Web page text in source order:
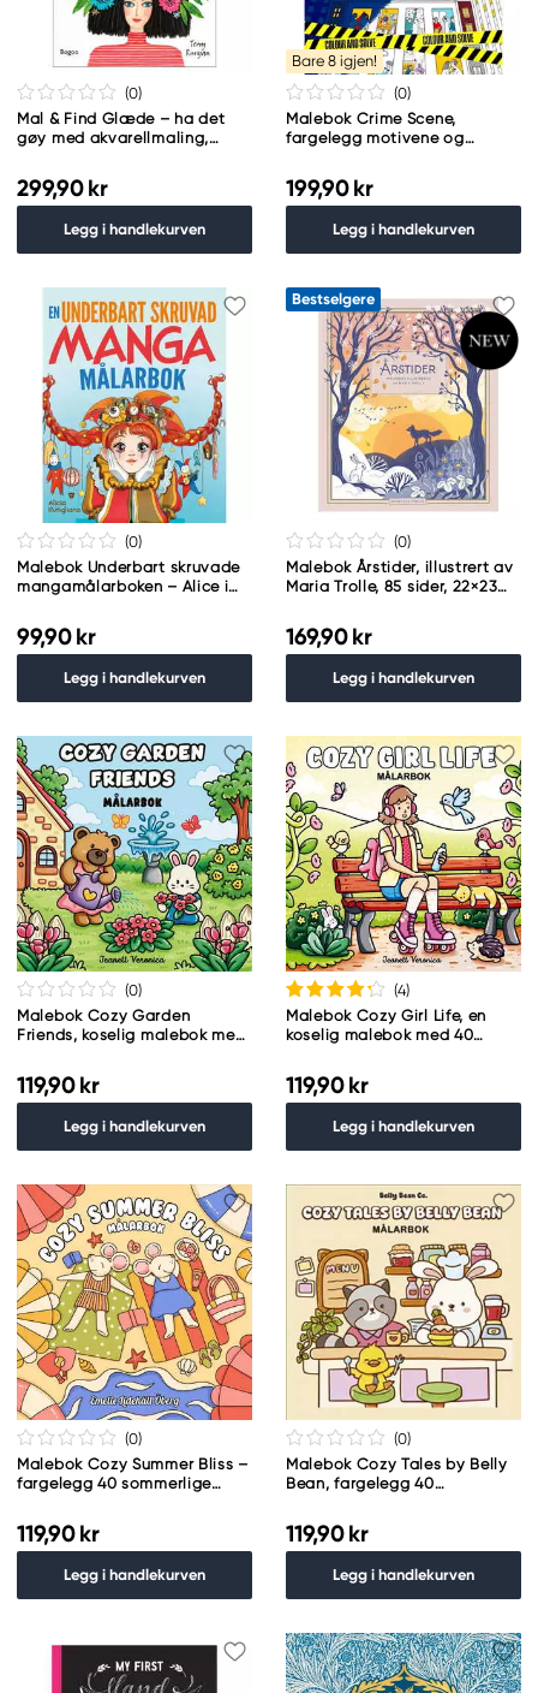
(0)
Mal & Find Glæde – ha det
gøy med akvarellmaling,
299,90 kr
Legg i handlekurven
Bare 8 igjen!
(0)
Malebok Crime Scene,
fargelegg motivene og
ENGELSK TEKST
199,90 kr
Legg i handlekurven
(0)
Malebok Underbart skruvade
mangamålarboken – Alice i
99,90 kr
Legg i handlekurven
Bestselgere
(0)
Malebok Årstider, illustrert av
Maria Trolle, 85 sider, 22×23
169,90 kr
Legg i handlekurven
(0)
Malebok Cozy Garden
Friends, koselig malebok med
25×25 cm
119,90 kr
Legg i handlekurven
(4)
Malebok Cozy Girl Life, en
koselig malebok med 40
cm
119,90 kr
Legg i handlekurven
(0)
Malebok Cozy Summer Bliss –
fargelegg 40 sommerlige
119,90 kr
Legg i handlekurven
(0)
Malebok Cozy Tales by Belly
Bean, fargelegg 40
25,4×25,4 cm
119,90 kr
Legg i handlekurven